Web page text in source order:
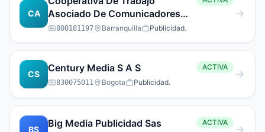
CA
Asociado De Comunicadores
Sociales De Lacosta Atlantica
800181197 Barranquilla Publicidad.
CS
Century Media S A S ACTIVA
830075011 Bogota Publicidad.
BS
Big Media Publicidad Sas ACTIVA